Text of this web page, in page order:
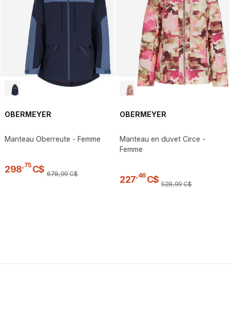
OBERMEYER
Manteau Oberreute - Femme
298 75 C$ 678,99C$
OBERMEYER
Manteau en duvet Circe -
Femme
227 46 C$ 528,99C$